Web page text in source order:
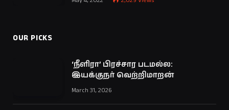
OUR PICKS
‘நீளிரா’ பிரச்சார படமல்ல:
இயக்குநர் வெற்றிமாறன்
March 31, 2026